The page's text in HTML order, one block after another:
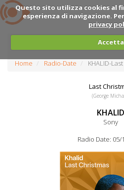
Questo sito utilizza cookies al
esperienza di navigazione.
privacy
Accetta
Home Radio-Date KHALID-
Last
(George
KHALID
Sony
Radio Date: 05/